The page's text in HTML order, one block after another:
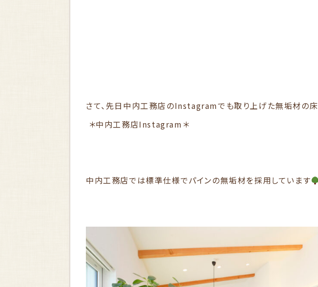
さて、先日中内工務店のInstagramでも取り上げた無垢材の床
＊中内工務店Instagram＊
中内工務店では標準仕様でパインの無垢材を採用しています